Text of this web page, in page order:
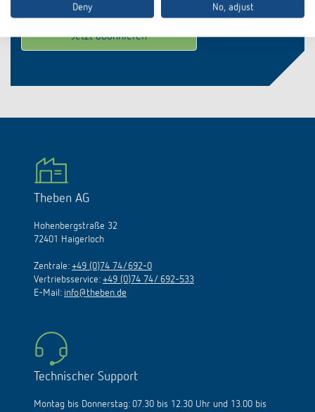
Theben AG
Hohenbergstraße 32
72401 Haigerloch
Zentrale: +49 (0)74 74/692-0
Vertriebsservice: +49 (0)74 74/ 692-533
E-Mail: info@theben.de
Technischer Support
Montag bis Donnerstag: 07.30 bis 12.30 Uhr und 13.00 bis
Deny No, adjust